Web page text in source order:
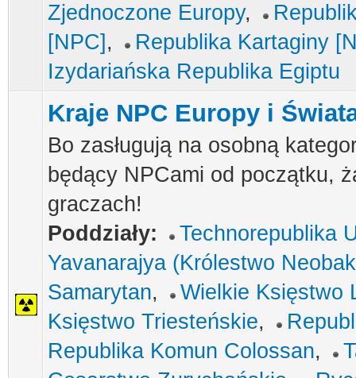
Zjednoczone Europy,
[NPC] ,
Republika Kartaginy
Izydariańska Republika Egiptu
Kraje NPC Europy i
Bo zasługują na osobną
będący NPCami od początku,
graczach!
Poddziały:
Technorepublika
Yavanarajya (Królestwo
Samarytan,
Wielkie Księstwo
Księstwo Triesteńskie,
Republika Komun Colossan,